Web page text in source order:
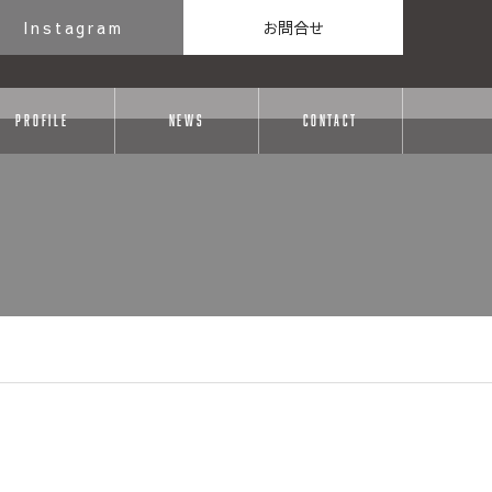
Instagram お問合せ
PROFILE NEWS CONTACT